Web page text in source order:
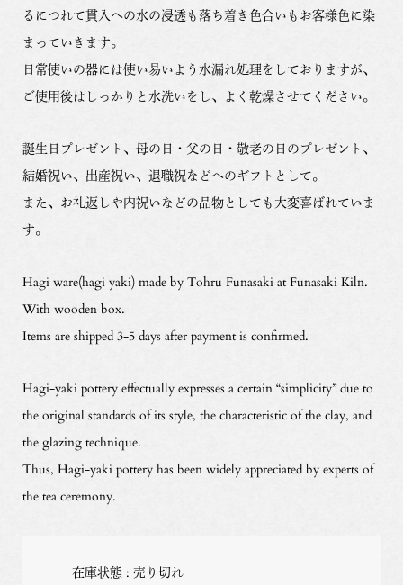
るにつれて貫入への水の浸透も落ち着き色合いもお客様色に染
まっていきます。
日常使いの器には使い易いよう水漏れ処理をしておりますが、
ご使用後はしっかりと水洗いをし、よく乾燥させてください。
誕生日プレゼント、母の日・父の日・敬老の日のプレゼント、
結婚祝い、出産祝い、退職祝などへのギフトとして。
また、お礼返しや内祝いなどの品物としても大変喜ばれていま
す。
Hagi ware(hagi yaki) made by Tohru Funasaki at Funasaki Kiln.
With wooden box.
Items are shipped 3-5 days after payment is confirmed.
Hagi-yaki pottery effectually expresses a certain “simplicity” due to
the original standards of its style, the characteristic of the clay, and
the glazing technique.
Thus, Hagi-yaki pottery has been widely appreciated by experts of
the tea ceremony.
在庫状態 : 売り切れ